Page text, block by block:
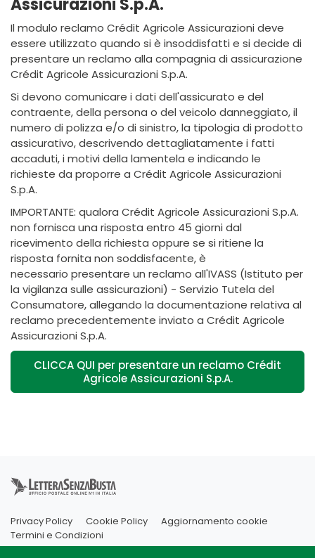
Assicurazioni S.p.A.
Il modulo reclamo Crédit Agricole Assicurazioni deve
essere utilizzato quando si è insoddisfatti e si decide di
presentare un reclamo alla compagnia di assicurazione
Crédit Agricole Assicurazioni S.p.A.
Si devono comunicare i dati dell'assicurato e del
contraente, della persona o del veicolo danneggiato, il
numero di polizza e/o di sinistro, la tipologia di prodotto
assicurativo, descrivendo dettagliatamente i fatti
accaduti, i motivi della lamentela e indicando le
richieste da proporre a Crédit Agricole Assicurazioni
S.p.A.
IMPORTANTE: qualora Crédit Agricole Assicurazioni S.p.A.
non fornisca una risposta entro 45 giorni dal
ricevimento della richiesta oppure se si ritiene la
risposta fornita non soddisfacente, è
necessario presentare un reclamo all'IVASS (Istituto per
la vigilanza sulle assicurazioni) - Servizio Tutela del
Consumatore, allegando la documentazione relativa al
reclamo precedentemente inviato a Crédit Agricole
Assicurazioni S.p.A.
CLICCA QUI per presentare un reclamo Crédit
Agricole Assicurazioni S.p.A.
Privacy Policy Cookie Policy
Aggiornamento cookie
Termini e Condizioni